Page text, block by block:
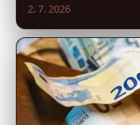
2. 7. 2026